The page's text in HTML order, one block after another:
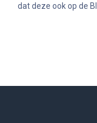
dat deze ook op de